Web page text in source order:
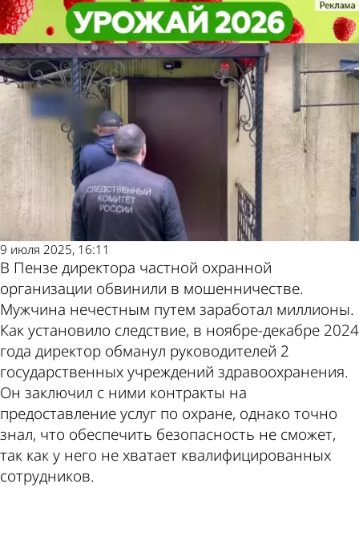
В Пензе лечебные учреждения
обманули с охраной
Криминал
9 июля 2025, 16:11
В Пензе директора частной охранной
организации обвинили в мошенничестве.
Мужчина нечестным путем заработал миллионы.
Как установило следствие, в ноябре-декабре 2024
года директор обманул руководителей 2
государственных учреждений здравоохранения.
Он заключил с ними контракты на
предоставление услуг по охране, однако точно
знал, что обеспечить безопасность не сможет,
так как у него не хватает квалифицированных
сотрудников.
В Пензе лечебные учреждения
обманули с охраной
Криминал
Другие новости по
теме
Погода и курсы
валют в Пензе